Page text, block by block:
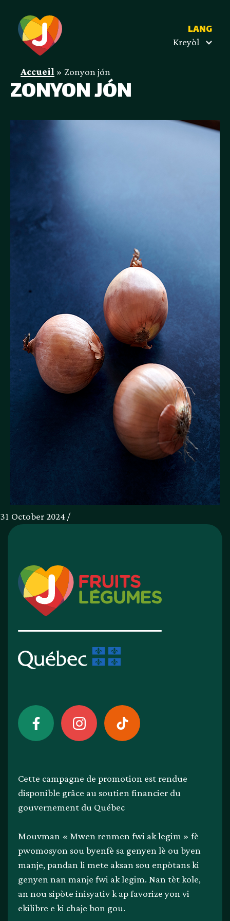
LANG
Kreyòl
Accueil» Zonyon jón
ZONYON JÓN
31 October 2024 /
Cette campagne de promotion est rendue
disponible grâce au soutien financier du
gouvernement du Québec
Mouvman « Mwen renmen fwi ak legim » fè
pwomosyon sou byenfè sa genyen lè ou byen
manje, pandan li mete aksan sou enpòtans ki
genyen nan manje fwi ak legim. Nan tèt kole,
an nou sipòte inisyativ k ap favorize yon vi
ekilibre e ki chaje bon gou.